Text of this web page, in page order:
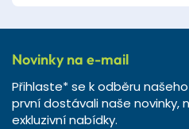
Novinky na e-mail
Přihlaste* se k odběru
první dostávali naše novinky,
exkluzivní nabídky.